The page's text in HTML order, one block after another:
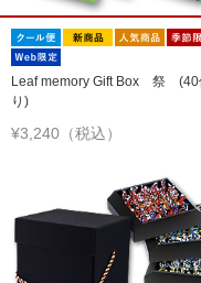
Leaf memory Gift Box 祭 (40
り)
¥3,240（税込）